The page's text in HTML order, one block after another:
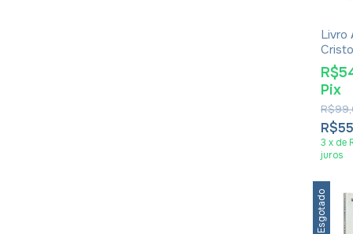
Livro
Bryan
Pix
3 x de
juros
Esgotado